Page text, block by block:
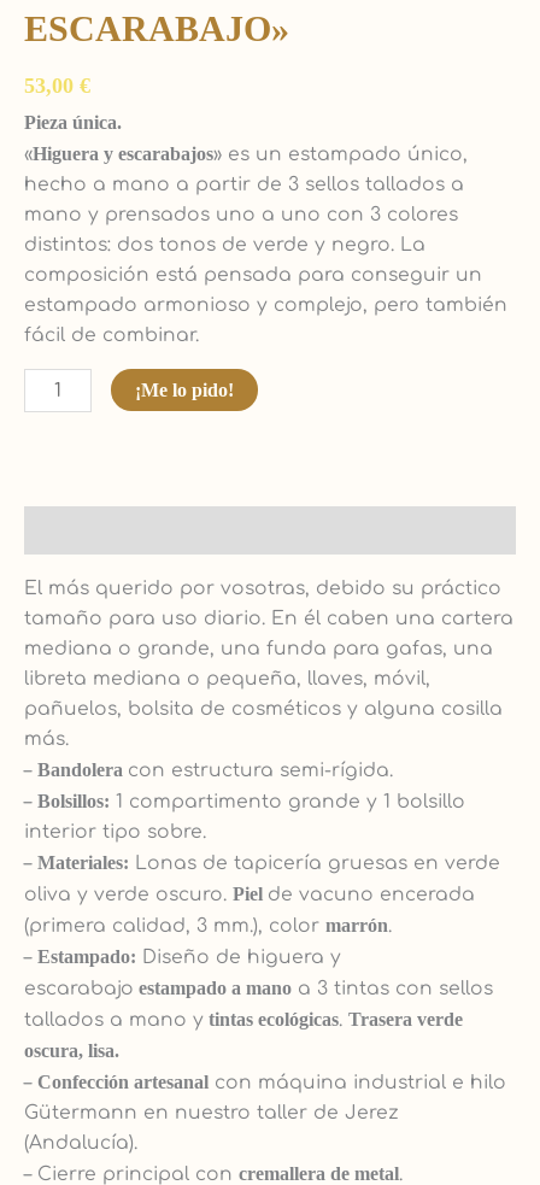
ESCARABAJO»
53,00 €
Pieza única.
«Higuera y escarabajos» es un estampado único,
hecho a mano a partir de 3 sellos tallados a
mano y prensados uno a uno con 3 colores
distintos: dos tonos de verde y negro. La
composición está pensada para conseguir un
estampado armonioso y complejo, pero también
fácil de combinar.
¡Me lo pido!
El más querido por vosotras, debido su práctico
tamaño para uso diario. En él caben una cartera
mediana o grande, una funda para gafas, una
libreta mediana o pequeña, llaves, móvil,
pañuelos, bolsita de cosméticos y alguna cosilla
más.
– Bandolera con estructura semi-rígida.
– Bolsillos: 1 compartimento grande y 1 bolsillo
interior tipo sobre.
– Materiales: Lonas de tapicería gruesas en verde
oliva y verde oscuro. Piel de vacuno encerada
(primera calidad, 3 mm.), color marrón.
– Estampado: Diseño de higuera y
escarabajo estampado a mano a 3 tintas con sellos
tallados a mano y tintas ecológicas. Trasera verde
oscura, lisa.
– Confección artesanal con máquina industrial e hilo
Gütermann en nuestro taller de Jerez
(Andalucía).
– Cierre principal con cremallera de metal.